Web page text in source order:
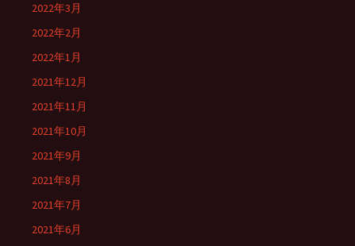
2022年3月
2022年2月
2022年1月
2021年12月
2021年11月
2021年10月
2021年9月
2021年8月
2021年7月
2021年6月